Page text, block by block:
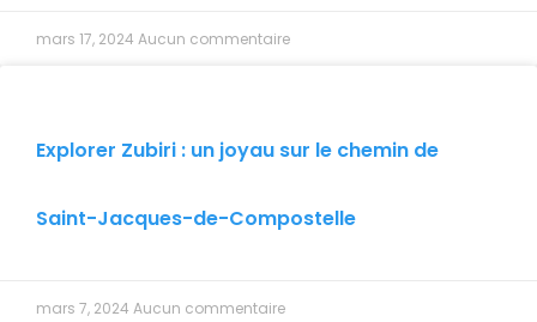
mars 17, 2024 Aucun commentaire
Explorer Zubiri : un joyau sur le chemin de
Saint-Jacques-de-Compostelle
mars 7, 2024 Aucun commentaire